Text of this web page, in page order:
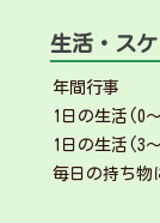
生活・ス
年間行事
1日の生活(0
1日の生活(3
毎日の持ち物